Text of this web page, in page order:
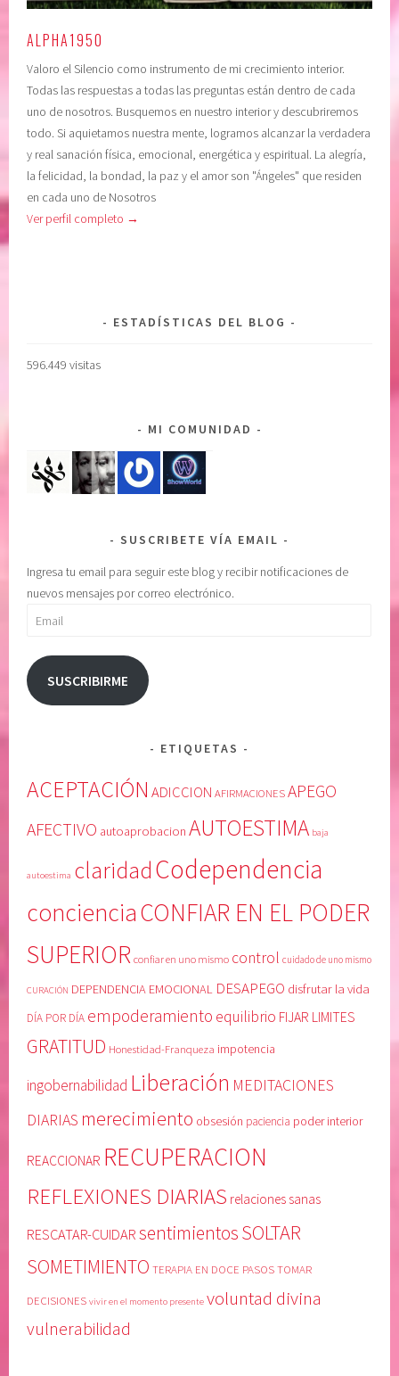
E
E
X
I
O
N
E
S
D
,
A
r
i
o
n
,
r
e
c
u
ó
n
m
,
s
r
ALPHA1950
Valoro el Silencio como instrumento de mi crecimiento interior.
Todas las respuestas a todas las preguntas están dentro de cada
uno de nosotros. Busquemos en nuestro interior y descubriremos
todo. Si aquietamos nuestra mente, logramos alcanzar la verdadera
y real sanación física, emocional, energética y espiritual. La alegría,
la felicidad, la bondad, la paz y el amor son "Ángeles" que residen
en cada uno de Nosotros
Ver perfil completo →
ESTADÍSTICAS DEL BLOG
596.449 visitas
MI COMUNIDAD
SUSCRIBETE VÍA EMAIL
Ingresa tu email para seguir este blog y recibir notificaciones de
nuevos mensajes por correo electrónico.
Email
SUSCRIBIRME
ETIQUETAS
ACEPTACIÓN ADICCION AFIRMACIONES APEGO
AFECTIVO autoaprobacion AUTOESTIMA baja
autoestima claridadCodependencia
concienciaCONFIAR EN EL PODER
SUPERIOR confiar en uno mismo control cuidado de uno mismo
CURACIÓN DEPENDENCIA EMOCIONAL DESAPEGO disfrutar la vida
DÍA POR DÍA empoderamiento equilibrio FIJAR LIMITES
GRATITUD Honestidad-Franqueza impotencia
ingobernabilidad Liberación MEDITACIONES
DIARIAS merecimiento obsesión paciencia poder interior
REACCIONAR RECUPERACION
REFLEXIONES DIARIAS relaciones sanas
RESCATAR-CUIDAR sentimientosSOLTAR
SOMETIMIENTO TERAPIA EN DOCE PASOSTOMAR
DECISIONES vivir en el momento presente voluntad divina
vulnerabilidad